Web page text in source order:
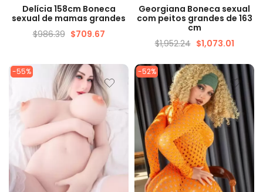
VISUALIZAÇÃO RÁPIDA
Delícia 158cm Boneca
sexual de mamas grandes
$986.39 $709.67
VISUALIZAÇÃO RÁPIDA
Georgiana Boneca sexual
com peitos grandes de 163
cm
$1,952.24 $1,073.01
-55% -52%